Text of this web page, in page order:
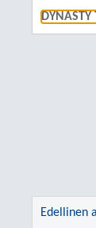
DYNASTY
Edellinen